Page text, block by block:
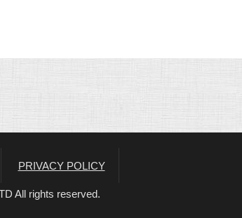
PRIVACY POLICY
All rights reserved.